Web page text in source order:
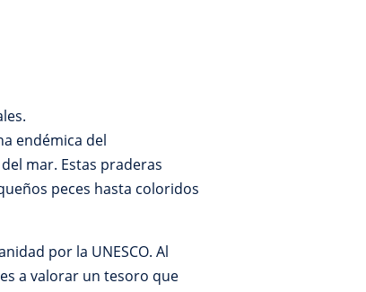
endémica del
mar. Estas praderas
peces hasta coloridos
por la UNESCO. Al
a valorar un tesoro que